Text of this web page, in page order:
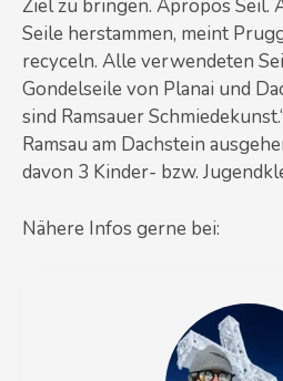
Ziel zu bringen. Apropos Seil.
Seile herstammen, meint
recyceln. Alle verwendeten
Gondelseile von Planai und
sind Ramsauer
Ramsau am Dachstein
davon 3 Kinder- bzw.
Nähere Infos gerne bei: